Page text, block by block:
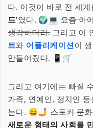
다. 이것이 바로 전 세
드'였다. 🌍💻요즘 아
생각하더라.그리고 이
트와 어플리케이션이
만들어줬다. 📱🛒
그리고 여기에는 빠질
가족, 연예인, 정치인
는다. 😄🤳스토커 문
새로운 형태의 사회를